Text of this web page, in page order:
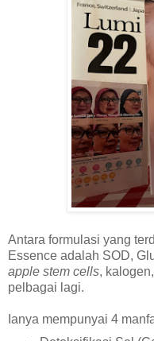
Antara formulasi yang
Essence adalah SOD,
apple stem cells,
pelbagai lagi.
Ianya mempunyai 4